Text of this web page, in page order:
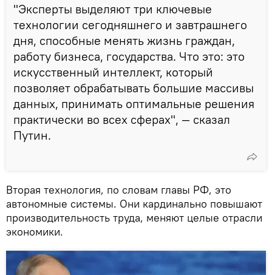
"Эксперты выделяют три ключевые
технологии сегодняшнего и завтрашнего
дня, способные менять жизнь граждан,
работу бизнеса, государства. Что это: это
искусственный интеллект, который
позволяет обрабатывать большие массивы
данных, принимать оптимальные решения
практически во всех сферах", — сказал
Путин.
Вторая технология, по словам главы РФ, это
автономные системы. Они кардинально повышают
производительность труда, меняют целые отрасли
экономики.